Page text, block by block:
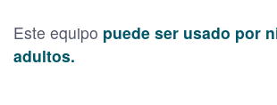
Este equipo puede ser usado por
adultos.